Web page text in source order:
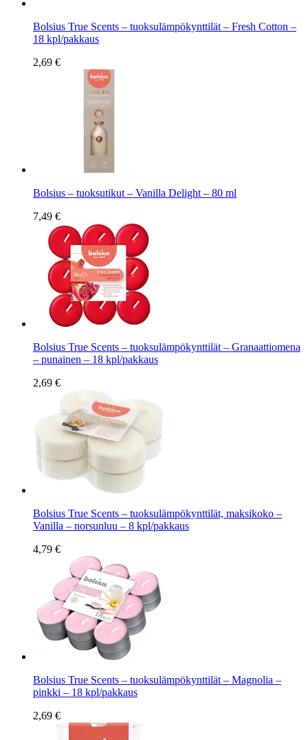
Bolsius True Scents – tuoksulämpökynttilät – Fresh Cotton –
18 kpl/pakkaus
2,69 €
Bolsius – tuoksutikut – Vanilla Delight – 80 ml
7,49 €
Bolsius True Scents – tuoksulämpökynttilät – Granaattiomena
– punainen – 18 kpl/pakkaus
2,69 €
Bolsius True Scents – tuoksulämpökynttilät, maksikoko –
Vanilla – norsunluu – 8 kpl/pakkaus
4,79 €
Bolsius True Scents – tuoksulämpökynttilät – Magnolia –
pinkki – 18 kpl/pakkaus
2,69 €